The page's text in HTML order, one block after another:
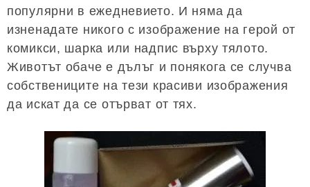
популярни в ежедневието. И няма да
изненадате никого с изображение на герой от
комикси, шарка или надпис върху тялото.
Животът обаче е дълъг и понякога се случва
собствениците на тези красиви изображения
да искат да се отърват от тях.